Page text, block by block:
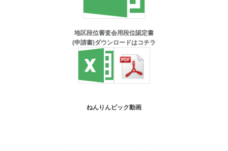
地区段位審査会用段位認定書
(申請書)ダウンロードはコチラ
ねんりんピック動画